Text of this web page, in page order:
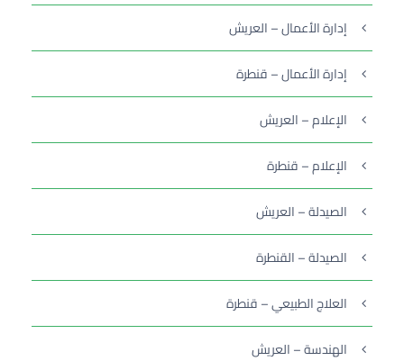
إدارة الأعمال – العريش
إدارة الأعمال – قنطرة
الإعلام – العريش
الإعلام – قنطرة
الصيدلة – العريش
الصيدلة – القنطرة
العلاج الطبيعي – قنطرة
الهندسة – العريش